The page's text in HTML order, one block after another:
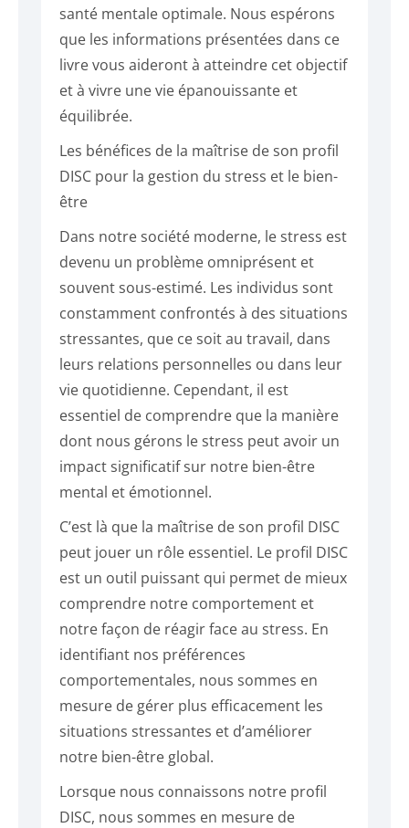
santé mentale optimale. Nous espérons
que les informations présentées dans ce
livre vous aideront à atteindre cet objectif
et à vivre une vie épanouissante et
équilibrée.
Les bénéfices de la maîtrise de son profil
DISC pour la gestion du stress et le bien-
être
Dans notre société moderne, le stress est
devenu un problème omniprésent et
souvent sous-estimé. Les individus sont
constamment confrontés à des situations
stressantes, que ce soit au travail, dans
leurs relations personnelles ou dans leur
vie quotidienne. Cependant, il est
essentiel de comprendre que la manière
dont nous gérons le stress peut avoir un
impact significatif sur notre bien-être
mental et émotionnel.
C’est là que la maîtrise de son profil DISC
peut jouer un rôle essentiel. Le profil DISC
est un outil puissant qui permet de mieux
comprendre notre comportement et
notre façon de réagir face au stress. En
identifiant nos préférences
comportementales, nous sommes en
mesure de gérer plus efficacement les
situations stressantes et d’améliorer
notre bien-être global.
Lorsque nous connaissons notre profil
DISC, nous sommes en mesure de